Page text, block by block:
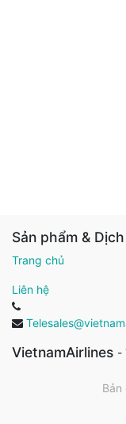
Sản phẩm &
Trang chủ
Liên hệ
VietnamAirlines -